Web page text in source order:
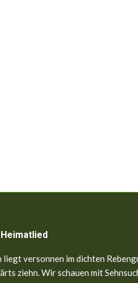
liegt versonnen im dichten
ziehn. Wir schauen mit